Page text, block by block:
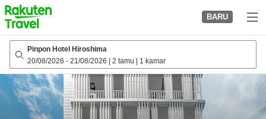
to
top
page
BARU
Pinpon Hotel Hiroshima
20/08/2026 - 21/08/2026 2 tamu 1 kamar